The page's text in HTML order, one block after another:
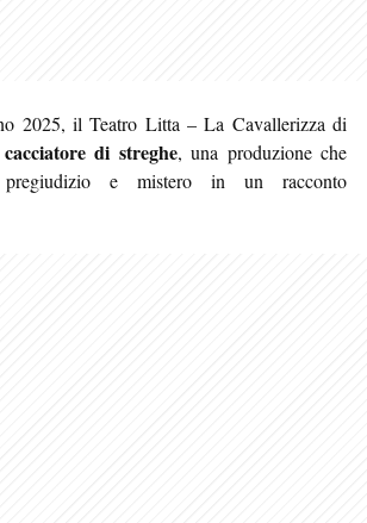
2025, il Teatro Litta – La Cavallerizza di
di streghe, una produzione che
pregiudizio e mistero in un racconto